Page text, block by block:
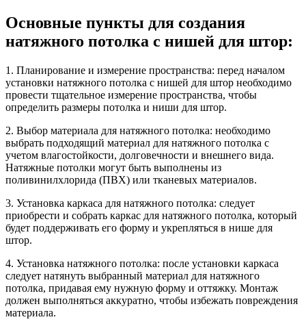
Основные пункты для создания
натяжного потолка с нишей для штор:
1. Планирование и измерение пространства: перед началом
установки натяжного потолка с нишей для штор необходимо
провести тщательное измерение пространства, чтобы
определить размеры потолка и ниши для штор.
2. Выбор материала для натяжного потолка: необходимо
выбрать подходящий материал для натяжного потолка с
учетом влагостойкости, долговечности и внешнего вида.
Натяжные потолки могут быть выполнены из
поливинилхлорида (ПВХ) или тканевых материалов.
3. Установка каркаса для натяжного потолка: следует
приобрести и собрать каркас для натяжного потолка, который
будет поддерживать его форму и укрепляться в нише для
штор.
4. Установка натяжного потолка: после установки каркаса
следует натянуть выбранный материал для натяжного
потолка, придавая ему нужную форму и оттяжку. Монтаж
должен выполняться аккуратно, чтобы избежать повреждения
материала.